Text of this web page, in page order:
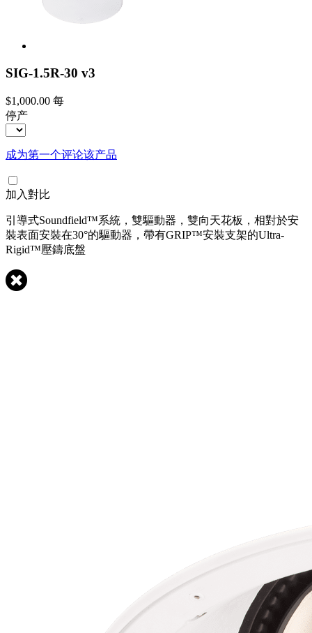
SIG-1.5R-30 v3
$1,000.00 每
停产
成为第一个评论该产品
加入對比
引導式Soundfield™系統，雙驅動器，雙向天花板，相對於安
裝表面安裝在30°的驅動器，帶有GRIP™安裝支架的Ultra-
Rigid™壓鑄底盤